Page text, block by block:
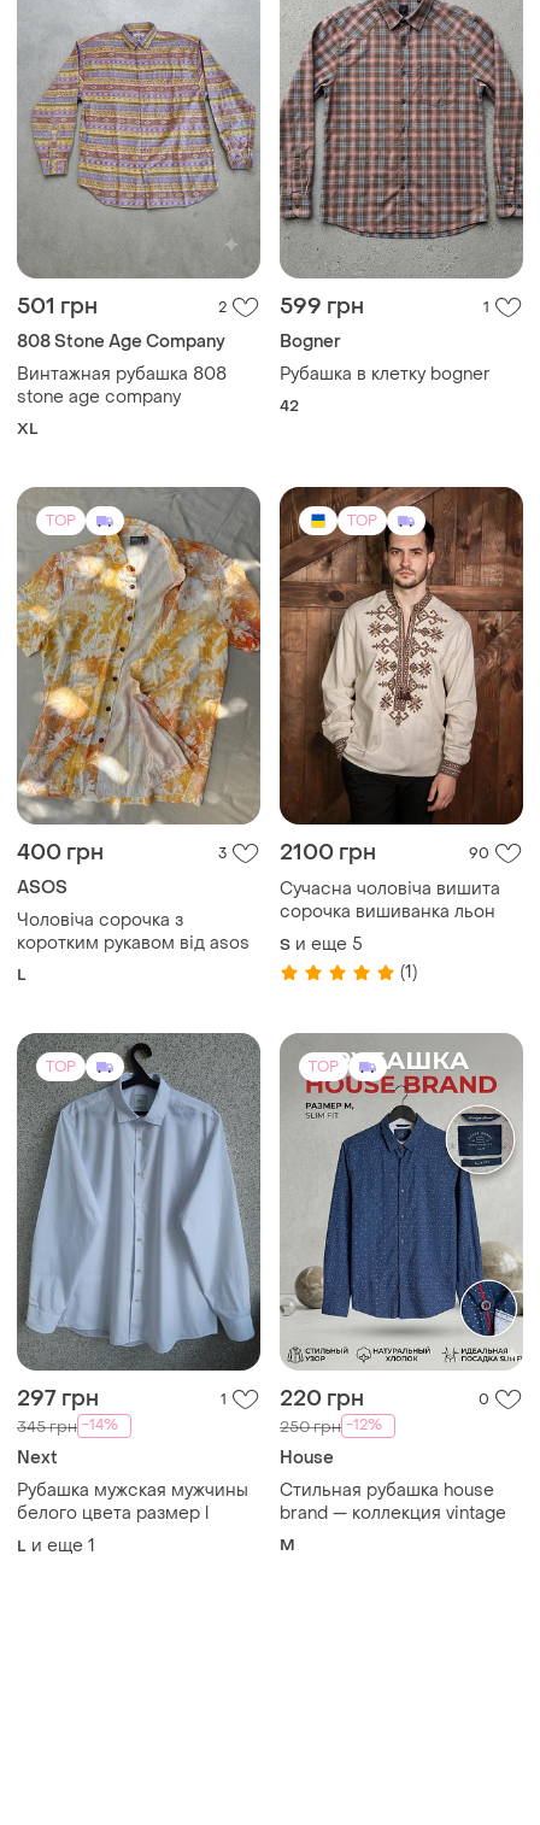
501 грн 2
808 Stone Age Company
stone age company
XL
599 грн 1
Bogner
Рубашка в клетку bogner
42
TOP
400 грн 3
ASOS
Чоловіча сорочка з
коротким рукавом від asos
TOP
2100 грн 90
Сучасна чоловіча вишита
сорочка вишиванка льон
и еще
(1)
TOP
297 грн
345 грн
Next
Рубашка мужская мужчины
белого цвета размер l
L и еще 1
TOP
220 грн 0
250 грн -12%
House
Стильная рубашка house
brand — коллекция vintage
M